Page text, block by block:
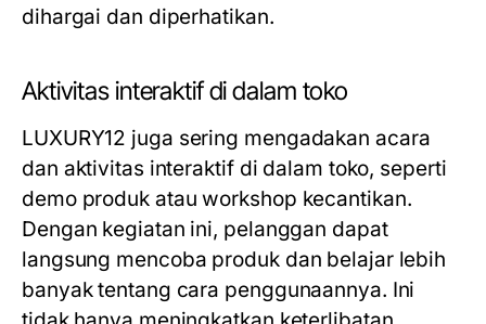
dihargai dan diperhatikan.
Aktivitas interaktif di dalam toko
LUXURY12 juga sering mengadakan acara
dan aktivitas interaktif di dalam toko, seperti
demo produk atau workshop kecantikan.
Dengan kegiatan ini, pelanggan dapat
langsung mencoba produk dan belajar lebih
banyak tentang cara penggunaannya. Ini